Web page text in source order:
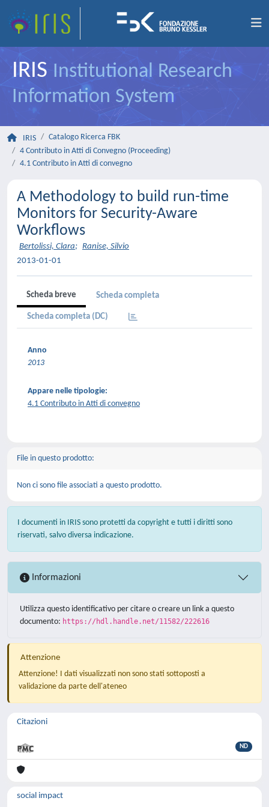
IRIS Institutional Research
Information System
IRIS
Catalogo Ricerca FBK
4 Contributo in Atti di Convegno (Proceeding)
4.1 Contributo in Atti di convegno
A Methodology to build run-time
Monitors for Security-Aware
Workﬂows
Bertolissi, Clara; Ranise, Silvio
2013-01-01
Scheda breve Scheda completa
Scheda completa (DC)
Anno
2013
Appare nelle tipologie:
4.1 Contributo in Atti di convegno
File in questo prodotto:
Non ci sono file associati a questo prodotto.
I documenti in IRIS sono protetti da copyright e tutti i diritti sono
riservati, salvo diversa indicazione.
Informazioni
Utilizza questo identificativo per citare o creare un link a questo
documento: https://hdl.handle.net/11582/222616
Attenzione
Attenzione! I dati visualizzati non sono stati sottoposti a
validazione da parte dell'ateneo
Citazioni
ND
social impact